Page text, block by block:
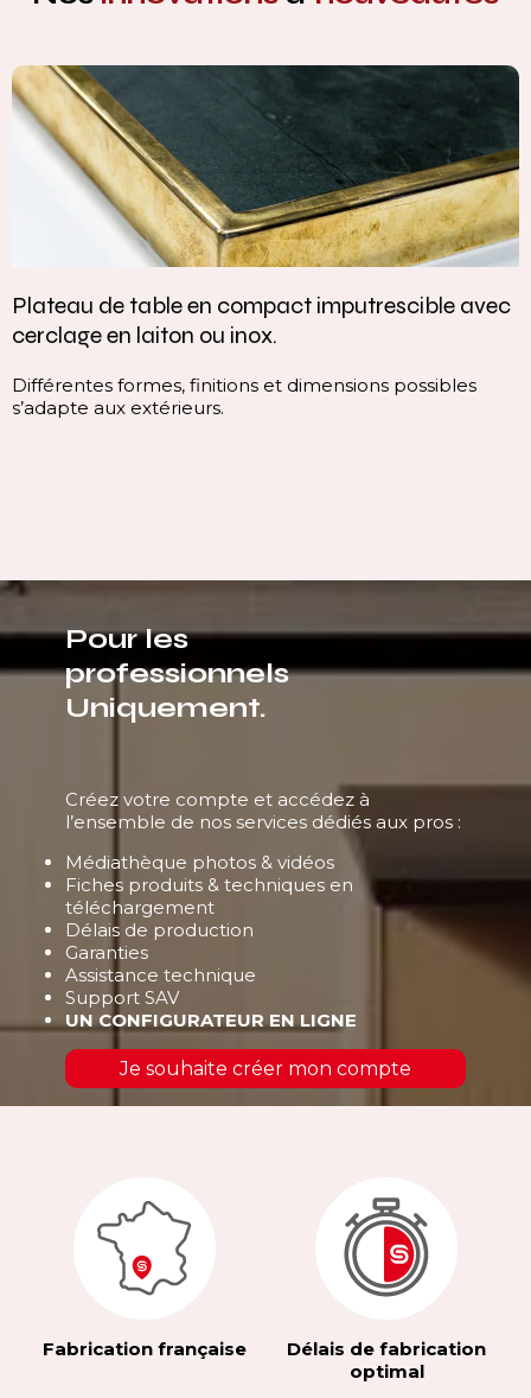
Plateau de table en compact imputrescible avec
cerclage en laiton ou inox.
Différentes formes, finitions et dimensions possibles
s’adapte aux extérieurs.
Pour les
professionnels
Uniquement.
Créez votre compte et accédez à
l’ensemble de nos services dédiés aux pros :
Médiathèque photos & vidéos
Fiches produits & techniques en
téléchargement
Délais de production
Garanties
Assistance technique
Support SAV
UN CONFIGURATEUR EN LIGNE
Je souhaite créer mon compte
Fabrication française
Délais de fabrication
optimal